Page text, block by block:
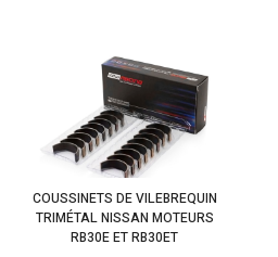
COUSSINETS DE VILEBREQUIN
TRIMÉTAL NISSAN MOTEURS
RB30E ET RB30ET